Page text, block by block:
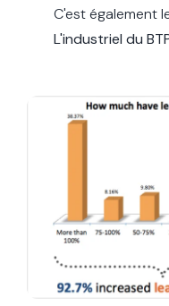
C'est également
L'industriel du